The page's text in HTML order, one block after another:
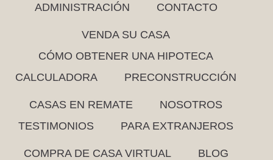
ADMINISTRACIÓN
CONTACTO
VENDA SU CASA
CÓMO OBTENER UNA HIPOTECA
CALCULADORA
PRECONSTRUCCIÓN
CASAS EN REMATE
NOSOTROS
TESTIMONIOS
PARA EXTRANJEROS
COMPRA DE CASA VIRTUAL
BLOG